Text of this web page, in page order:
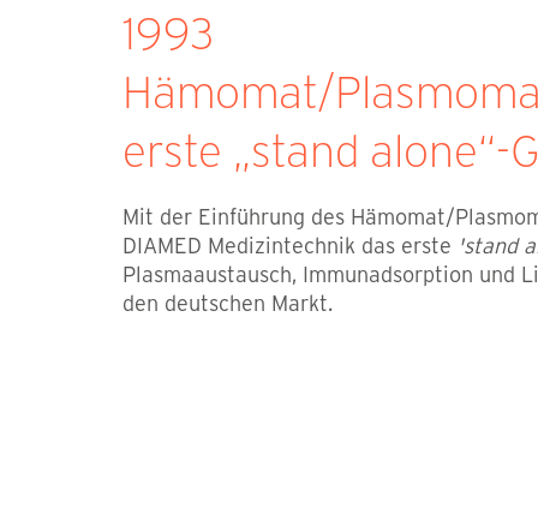
1993
Hämomat/
erste „stand alone“-
Mit der Einführung des Hämomat/
DIAMED Medizintechnik das erste 'stand
Plasmaaustausch, Immunadsorption und
den deutschen Markt.